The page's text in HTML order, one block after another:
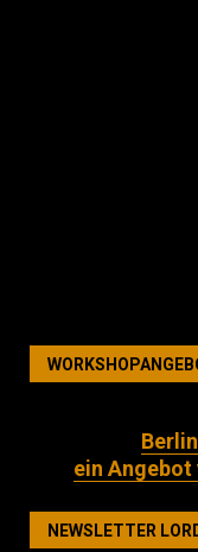
ein
NEWSLETTER